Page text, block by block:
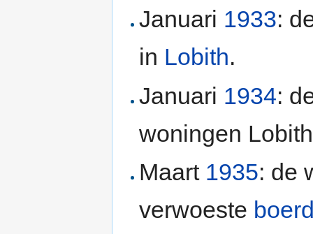
Januari 1933:
in Lobith.
Januari 1934:
woningen
Maart 1935: de
verwoeste